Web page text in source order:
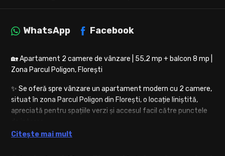
WhatsApp Facebook
🏡 Apartament 2 camere de vânzare | 55,2 mp + balcon 8 mp |
Zona Parcul Poligon, Florești
✨ Se oferă spre vânzare un apartament modern cu 2 camere,
situat în zona Parcul Poligon din Florești, o locație liniștită,
apreciată pentru spațiile verzi și accesul facil către punctele
📐 Detalii apartament:
Citește mai mult